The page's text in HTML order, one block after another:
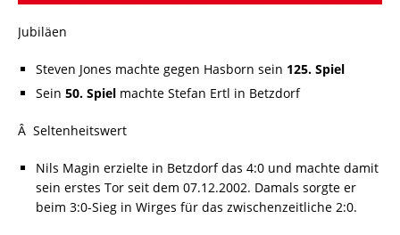
Jubiläen
Steven Jones machte gegen Hasborn sein 125. Spiel
Sein 50. Spiel machte Stefan Ertl in Betzdorf
Â Seltenheitswert
Nils Magin erzielte in Betzdorf das 4:0 und machte damit
sein erstes Tor seit dem 07.12.2002. Damals sorgte er
beim 3:0-Sieg in Wirges für das zwischenzeitliche 2:0.